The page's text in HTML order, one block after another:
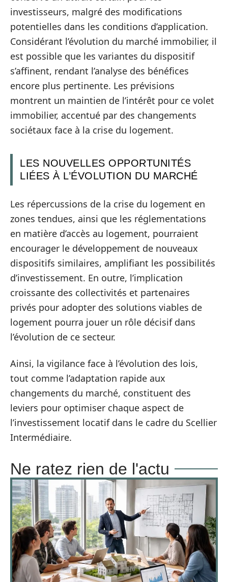
investisseurs, malgré des modifications
potentielles dans les conditions d’application.
Considérant l’évolution du marché immobilier, il
est possible que les variantes du dispositif
s’affinent, rendant l’analyse des bénéfices
encore plus pertinente. Les prévisions
montrent un maintien de l’intérêt pour ce volet
immobilier, accentué par des changements
sociétaux face à la crise du logement.
LES NOUVELLES OPPORTUNITÉS
LIÉES À L’ÉVOLUTION DU MARCHÉ
Les répercussions de la crise du logement en
zones tendues, ainsi que les réglementations
en matière d’accès au logement, pourraient
encourager le développement de nouveaux
dispositifs similaires, amplifiant les possibilités
d’investissement. En outre, l’implication
croissante des collectivités et partenaires
privés pour adopter des solutions viables de
logement pourra jouer un rôle décisif dans
l’évolution de ce secteur.
Ainsi, la vigilance face à l’évolution des lois,
tout comme l’adaptation rapide aux
changements du marché, constituent des
leviers pour optimiser chaque aspect de
l’investissement locatif dans le cadre du Scellier
Intermédiaire.
Ne ratez rien de l'actu